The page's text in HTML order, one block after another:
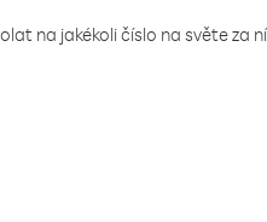
na jakékoli číslo na světe za